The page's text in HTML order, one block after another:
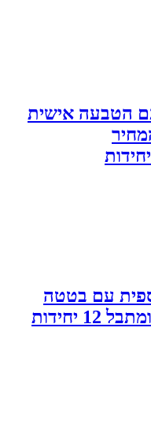
הטבעה אישית
עם בטטה
צ'יפס עבודת יד, פקאן סיני ומתבל 12 יחידות